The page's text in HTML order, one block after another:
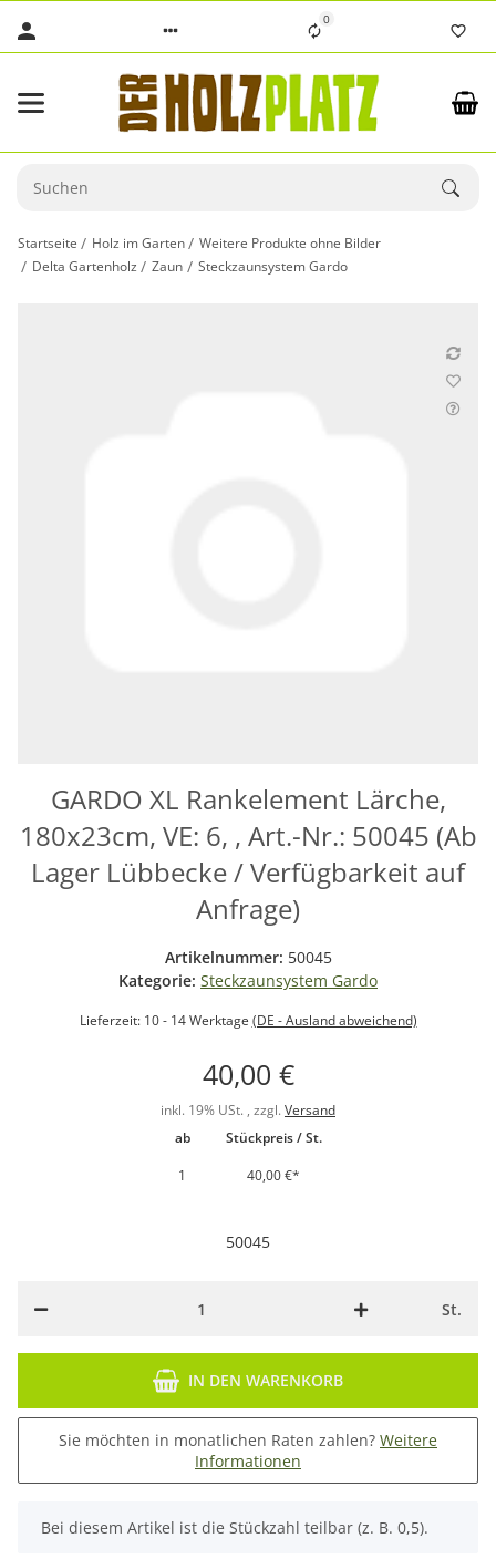
0
Startseite Holz im Garten
Weitere Produkte ohne Bilder
Delta Gartenholz
Zaun Steckzaunsystem Gardo
GARDO XL Rankelement Lärche,
180x23cm, VE: 6, , Art.-Nr.: 50045 (Ab
Lager Lübbecke / Verfügbarkeit auf
Anfrage)
Artikelnummer: 50045
Kategorie: Steckzaunsystem Gardo
Lieferzeit: 10 - 14 Werktage (DE - Ausland abweichend)
40,00 €
inkl. 19% USt. , zzgl. Versand
ab
Stückpreis / St.
1
40,00 €*
50045
St.
IN DEN WARENKORB
Sie möchten in monatlichen Raten zahlen? Weitere
Informationen
x
Bei diesem Artikel ist die Stückzahl teilbar (z. B. 0,5).